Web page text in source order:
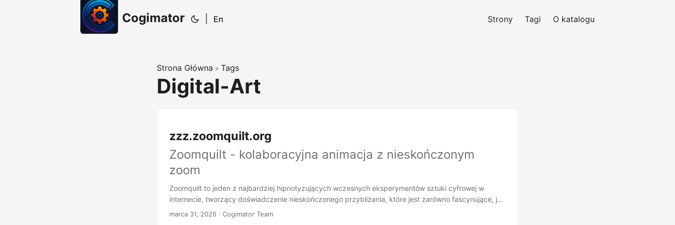
Cogimator En Strony Tagi O katalogu
Strona Główna » Tags
Digital-Art
zzz.zoomquilt.org
Zoomquilt - kolaboracyjna animacja z nieskończonym
zoom
Zoomquilt to jeden z najbardziej hipnotyzujących wczesnych eksperymentów sztuki cyfrowej w
internecie, tworzący doświadczenie nieskończonego przybliżania, które jest zarówno fascynujące, jak
i głęboko kolaboracyjne. Powstały w 2004 roku z wizji Nikolausa Baumgartena, projekt wyłonił się ze
marca 31, 2026 · Cogimator Team